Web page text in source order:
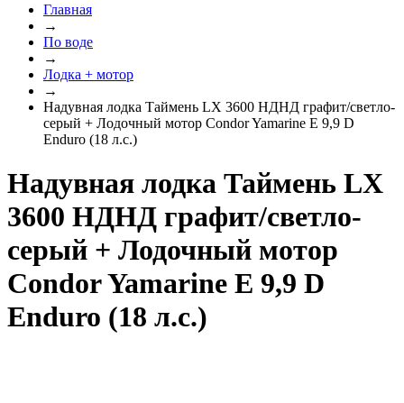
Главная
→
По воде
→
Лодка + мотор
→
Надувная лодка Таймень LX 3600 НДНД графит/светло-
серый + Лодочный мотор Condor Yamarine E 9,9 D
Enduro (18 л.с.)
Надувная лодка Таймень LX
3600 НДНД графит/светло-
серый + Лодочный мотор
Condor Yamarine E 9,9 D
Enduro (18 л.с.)